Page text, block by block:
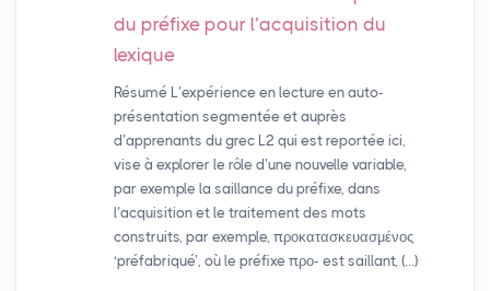
du préfixe pour l’acquisition du
lexique
Résumé L’expérience en lecture en auto-
présentation segmentée et auprès
d’apprenants du grec L2 qui est reportée ici,
vise à explorer le rôle d’une nouvelle variable,
par exemple la saillance du préfixe, dans
l’acquisition et le traitement des mots
construits, par exemple, προκατασκευασμένος
‘préfabriqué’, où le préfixe προ- est saillant, (…)